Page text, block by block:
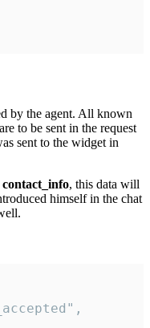
by the agent. All known
to be sent in the request
sent to the widget in
contact_info, this data will
himself in the chat